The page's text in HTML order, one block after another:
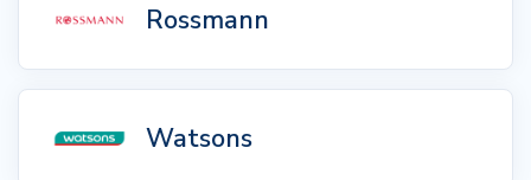
Rossmann
Watsons